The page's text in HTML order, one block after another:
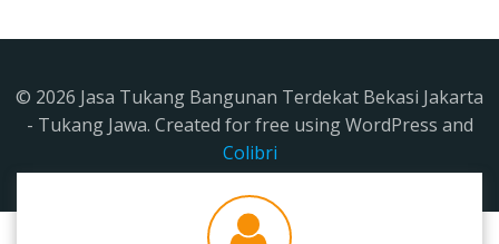
© 2026 Jasa Tukang Bangunan Terdekat Bekasi Jakarta
- Tukang Jawa. Created for free using WordPress and
Colibri